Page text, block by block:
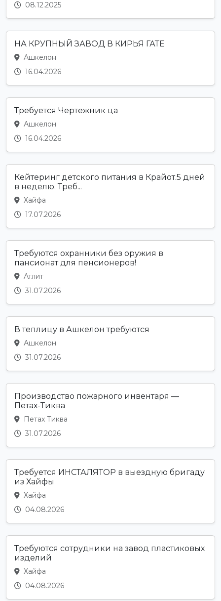
08.12.2025
НА КРУПНЫЙ ЗАВОД В КИРЬЯ ГАТЕ
Ашкелон
16.04.2026
Требуется Чертежник ца
Ашкелон
16.04.2026
Кейтеринг детского питания в Крайот.5 дней
в неделю. Треб...
Хайфа
17.07.2026
Требуются охранники без оружия в
пансионат для пенсионеров!
Атлит
31.07.2026
В теплицу в Ашкелон требуются
Ашкелон
31.07.2026
Производство пожарного инвентаря —
Петах-Тиква
Петах Тиква
31.07.2026
Требуется ИНСТАЛЯТОР в выездную бригаду
из Хайфы
Хайфа
04.08.2026
Требуются сотрудники на завод пластиковых
изделий
Хайфа
04.08.2026